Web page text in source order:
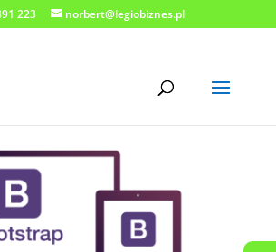
223 norbert@legiobiznes.pl